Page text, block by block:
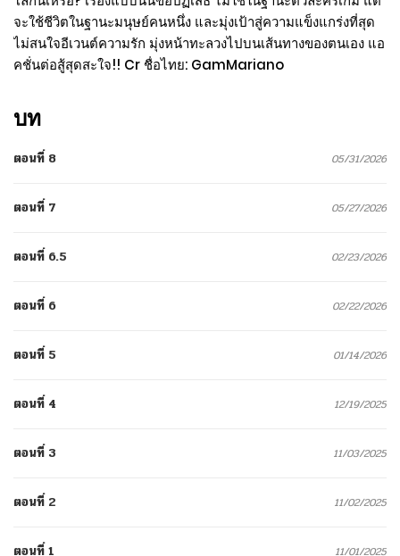
จะใช้ชีวิตในฐานะมนุษย์คนหนึ่ง และมุ่งเป้าสู่ความแข็งแกร่งที่สุด
ไม่สนใจอีเวนต์ความรัก มุ่งหน้าทะลวงไปบนเส้นทางของตนเอง แอ
คชั่นต่อสู้สุดสะใจ!! Cr ชื่อไทย: GamMariano
บท
ตอนที่ 8 05/31/2026
ตอนที่ 7 05/27/2026
ตอนที่ 6.5 02/23/2026
ตอนที่ 6 02/22/2026
ตอนที่ 5 01/14/2026
ตอนที่ 4 12/19/2025
ตอนที่ 3 11/03/2025
ตอนที่ 2 11/02/2025
ตอนที่ 1 11/01/2025